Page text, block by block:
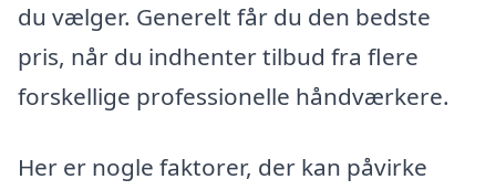
du vælger. Generelt får du den bedste
pris, når du indhenter tilbud fra flere
forskellige professionelle håndværkere.
Her er nogle faktorer, der kan påvirke